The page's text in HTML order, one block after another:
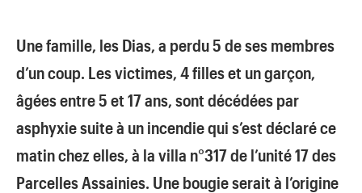
Une famille, les Dias, a perdu 5 de ses membres
d’un coup. Les victimes, 4 filles et un garçon,
âgées entre 5 et 17 ans, sont décédées par
asphyxie suite à un incendie qui s’est déclaré ce
matin chez elles, à la villa n°317 de l’unité 17 des
Parcelles Assainies. Une bougie serait à l’origine